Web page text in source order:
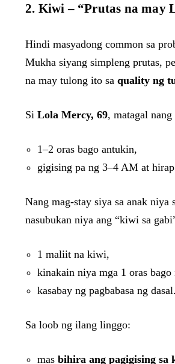
2. Kiwi – “Prutas na may
Hindi masyadong common sa
Mukha siyang simpleng prutas,
na may tulong ito sa quality ng
Si Lola Mercy, 69, matagal
1–2 oras bago antukin,
gigising pa ng 3–4 AM at
Nang mag-stay siya sa anak niya
nasubukan niya ang “kiwi sa
1 maliit na kiwi,
kinakain niya mga 1 oras bago
kasabay ng pagbabasa ng dasal.
Sa loob ng ilang linggo:
mas bihira ang pagigising sa